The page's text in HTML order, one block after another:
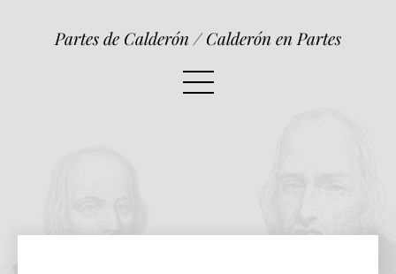
Partes de Calderón / Calderón en Partes